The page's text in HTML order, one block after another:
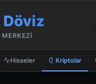
Döviz
Hisseler Kriptolar